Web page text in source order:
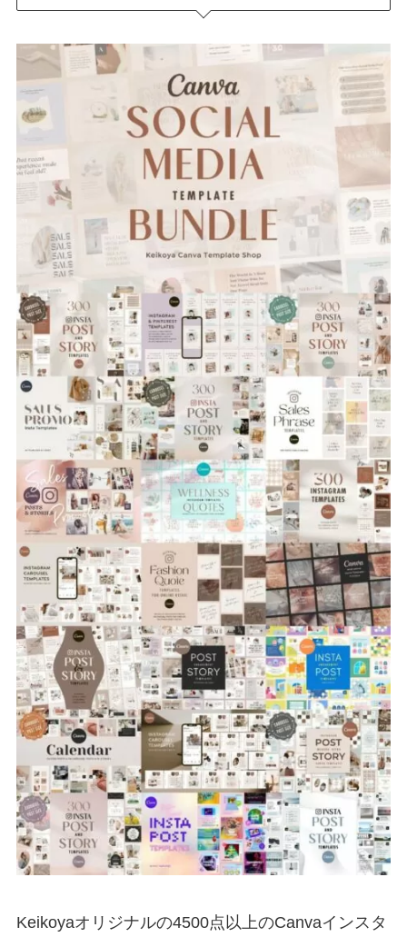
Keikoyaオリジナルの4500点以上のCanvaインスタ